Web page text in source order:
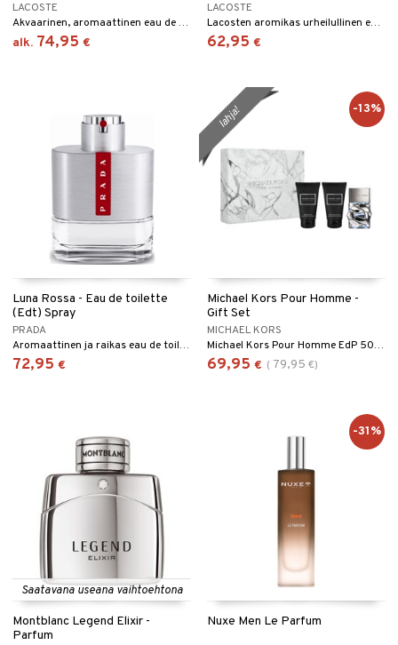
LACOSTE
Akvaarinen, aromaattinen eau de parfum Lacostelta.
alk. 74,95 €
LACOSTE
Lacosten aromikas urheilullinen eau de toilette
62,95 €
Luna Rossa - Eau de toilette
(Edt) Spray
PRADA
Aromaattinen ja raikas eau de toilette Pradalta
72,95 €
Michael Kors Pour Homme -
Gift Set
MICHAEL KORS
Michael Kors Pour Homme EdP 50 ml + Suihkugeeli 50 ml + After Shave Balm 50 ml
69,95 € ( 79,95 €)
lahja! -13%
Saatavana useana vaihtoehtona
Montblanc Legend Elixir -
Parfum
Nuxe Men Le Parfum
-31%